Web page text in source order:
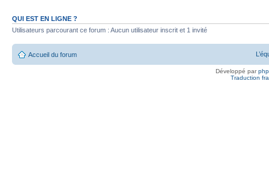
QUI EST EN LIGNE ?
Utilisateurs parcourant ce forum : Aucun utilisateur inscrit et 1 invité
Accueil du forum
Développé par
Traduction